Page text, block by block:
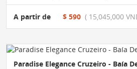
A partir de $ 590 ( 15,045,000
Paradise Elegance Cruzeiro - Baía